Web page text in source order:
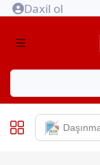
Daxil ol